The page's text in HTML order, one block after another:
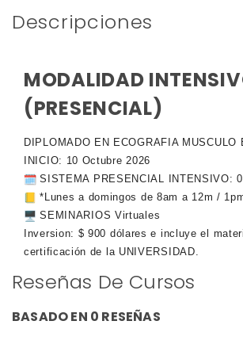
Descripciones
MODALIDAD
(PRESENCIAL)
DIPLOMADO EN ECOGRAFIA MUSCULO
INICIO: 10 Octubre 2026
SISTEMA PRESENCIAL INTENSIVO:
*Lunes a domingos de 8am a 12m /
SEMINARIOS Virtuales
Inversion: $ 900 dólares e incluye el
certificación de la UNIVERSIDAD.
Reseñas De Cursos
BASADO EN 0 RESEÑAS